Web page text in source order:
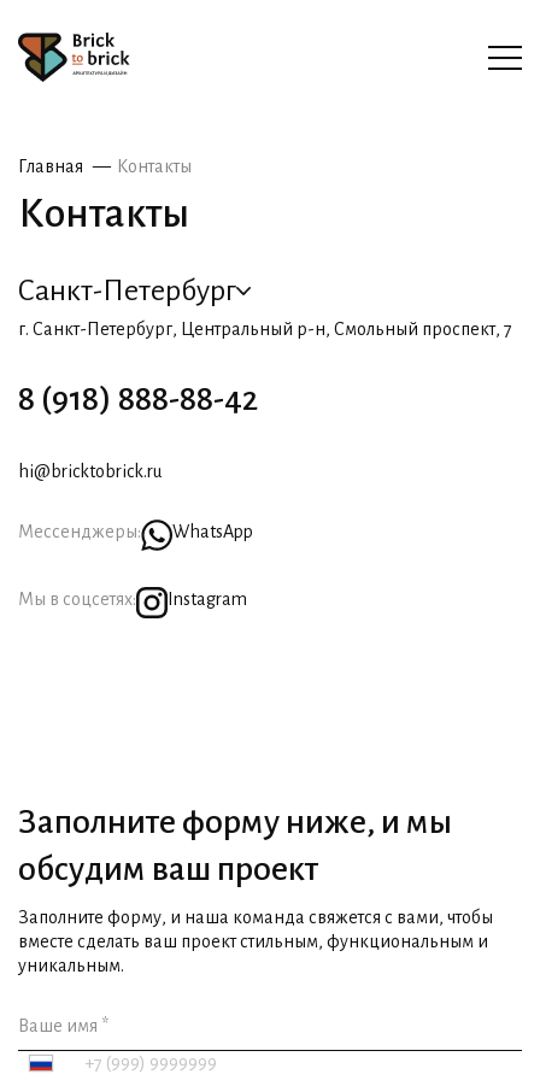
Главная Контакты
Контакты
Санкт-Петербург
г. Санкт-Петербург, Центральный р-н, Смольный проспект, 7
8 (918) 888-88-42
hi@bricktobrick.ru
Мессенджеры: WhatsApp
Мы в соцсетях: Instagram
Заполните форму ниже, и мы
обсудим ваш проект
Заполните форму, и наша команда свяжется с вами, чтобы
вместе сделать ваш проект стильным, функциональным и
уникальным.